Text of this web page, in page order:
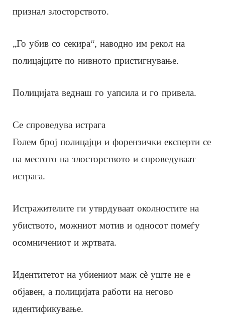
признал злосторството.
„Го убив со секира“, наводно им рекол на
полицајците по нивното пристигнување.
Полицијата веднаш го уапсила и го привела.
Се спроведува истрага
Голем број полицајци и форензички експерти се
на местото на злосторството и спроведуваат
истрага.
Истражителите ги утврдуваат околностите на
убиството, можниот мотив и односот помеѓу
осомничениот и жртвата.
Идентитетот на убиениот маж сè уште не е
објавен, а полицијата работи на негово
идентификување.